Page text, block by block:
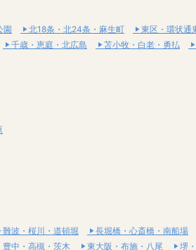
園 北18条・北24条・麻生町
東区・環状通
千歳・恵庭・北広島 苫小牧・白老・勇払
難波・桜川・道頓堀 長堀橋・心斎橋・南船場
豊中・高槻・茨木 東大阪・布施・八尾 堺